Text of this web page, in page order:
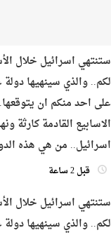
ستنتهي اسرائيل خلال
لكم.. والذي سينهيها
على احد منكم ان
الاسابيع القادمة كارثة
اسرائيل.. من هي هذه
قبل 2 ساعة
ستنتهي اسرائيل خلال
لكم.. والذي سينهيها